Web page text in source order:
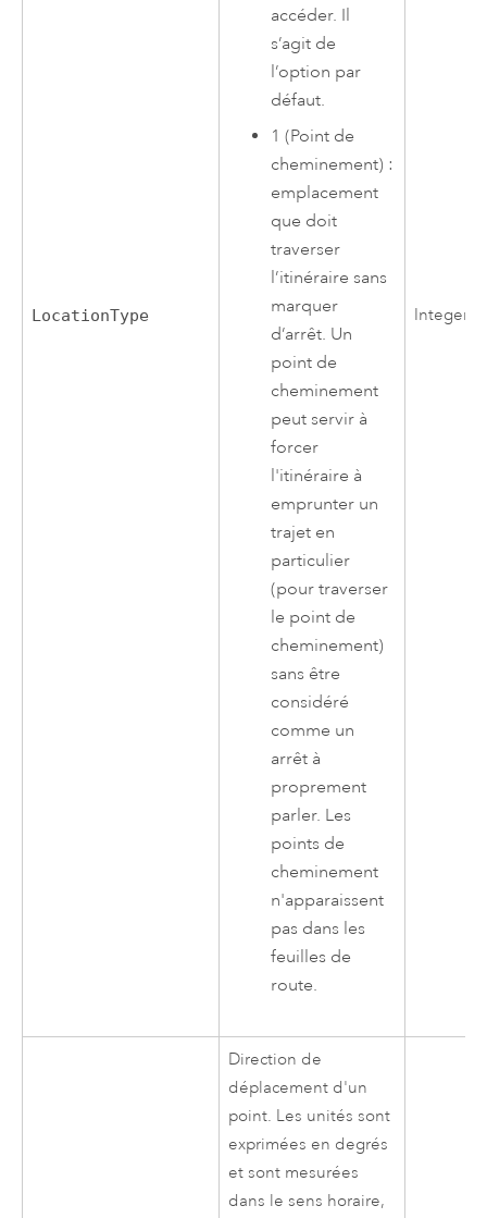
LocationType
accéder. Il
s’agit de
l’option par
défaut.
1 (Point de
cheminement) :
emplacement
que doit
traverser
l’itinéraire sans
marquer
d’arrêt. Un
point de
cheminement
peut servir à
forcer
l'itinéraire à
emprunter un
trajet en
particulier
(pour traverser
le point de
cheminement)
sans être
considéré
comme un
arrêt à
proprement
parler. Les
points de
cheminement
n'apparaissent
pas dans les
feuilles de
route.
Integer
Direction de
déplacement d'un
point. Les unités sont
exprimées en degrés
et sont mesurées
dans le sens horaire,